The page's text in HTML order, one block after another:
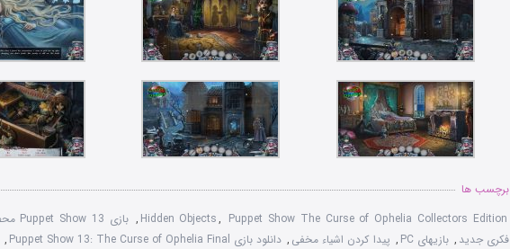
برچسب ها
Hidden Objects, Puppet Show The Curse of Ophelia Collectors Edition
, بازی Puppet Show 13 محصوص کامپیوتر
فکری جدید , بازیهای PC , پیدا کردن اشیاء مخفی , دانلود بازی Puppet Show 13: The Curse of Ophelia Final ,